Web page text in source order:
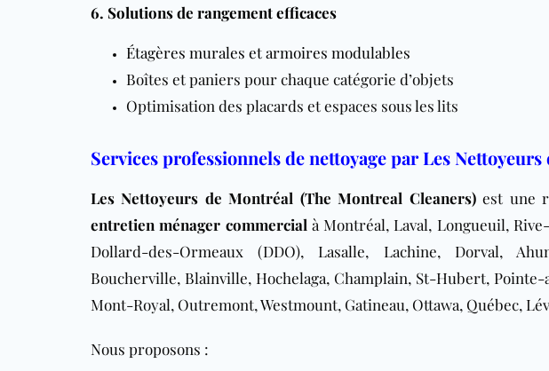
6. Solutions de rangement efficaces
Étagères murales et armoires modulables
Boîtes et paniers pour chaque catégorie d’objets
Optimisation des placards et espaces sous les lits
Services professionnels de nettoyage par Les
Les Nettoyeurs de Montréal (The Montreal Cleaners)est une
entretien ménager commercial à Montréal, Laval, Longueuil,
Dollard-des-Ormeaux (DDO), Lasalle, Lachine, Dorval,
Boucherville, Blainville, Hochelaga, Champlain, St-Hubert,
Mont-Royal, Outremont, Westmount, Gatineau, Ottawa, Québec,
Nous proposons :